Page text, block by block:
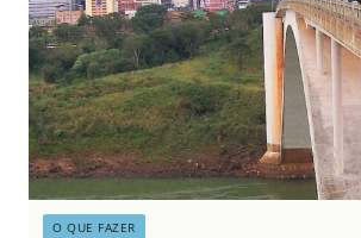
O QUE FAZER